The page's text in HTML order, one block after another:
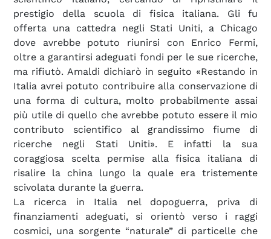
prestigio della scuola di fisica italiana. Gli fu
offerta una cattedra negli Stati Uniti, a Chicago
dove avrebbe potuto riunirsi con Enrico Fermi,
oltre a garantirsi adeguati fondi per le sue ricerche,
ma rifiutò. Amaldi dichiarò in seguito «Restando in
Italia avrei potuto contribuire alla conservazione di
una forma di cultura, molto probabilmente assai
più utile di quello che avrebbe potuto essere il mio
contributo scientifico al grandissimo fiume di
ricerche negli Stati Uniti». E infatti la sua
coraggiosa scelta permise alla fisica italiana di
risalire la china lungo la quale era tristemente
scivolata durante la guerra.
La ricerca in Italia nel dopoguerra, priva di
finanziamenti adeguati, si orientò verso i raggi
cosmici, una sorgente “naturale” di particelle che